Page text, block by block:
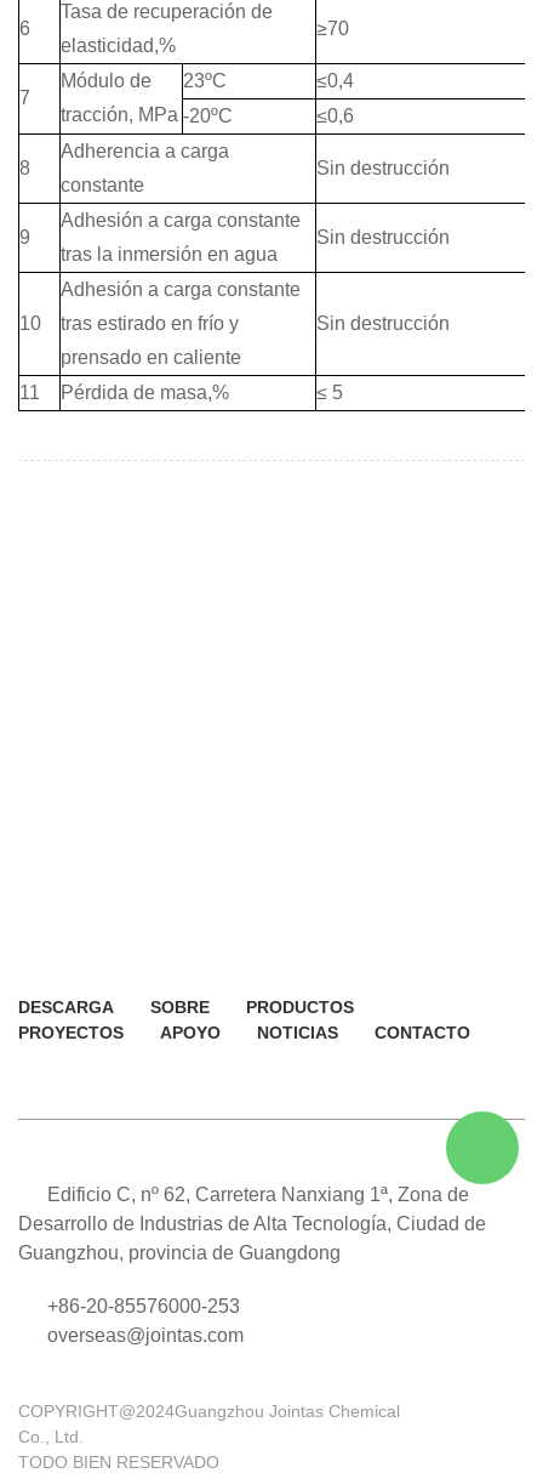
6
Tasa de recuperación de
elasticidad,%
≥70
7
Módulo de
tracción, MPa
23ºC
≤0,4
-20ºC
≤0,6
8
Adherencia a carga
constante
Sin destrucción
9
Adhesión a carga constante
tras la inmersión en agua
Sin destrucción
10
Adhesión a carga constante
tras estirado en frío y
prensado en caliente
Sin destrucción
11 Pérdida de masa,% ≤ 5
DESCARGA SOBRE
PRODUCTOS
PROYECTOS
APOYO NOTICIAS CONTACTO
Edificio C, nº 62, Carretera Nanxiang 1ª, Zona de
Desarrollo de Industrias de Alta Tecnología, Ciudad de
Guangzhou, provincia de Guangdong
+86-20-85576000-253
overseas@jointas.com
COPYRIGHT@2024Guangzhou Jointas Chemical
Co., Ltd.
TODO BIEN RESERVADO